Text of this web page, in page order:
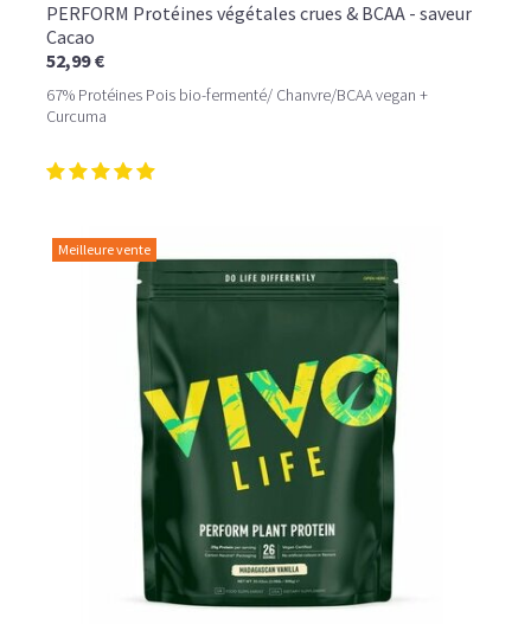
L’ÉQUILIBRE PARFAIT ENTRE DOUCEUR ET INTENSITÉ
Un café riche avec un soupçon de caramel pour un
moment de pure détente… ou de concentration avant le
prochain défi.
Une énergie immédiate et stable, sans pic de glycémie,
qui vous accompagne toute la matinée et un allié parfait
après l’entraînement.
Pour ceux qui veulent retrouver le plaisir d’un vrai café
glacé, sans se sentir lourd ni affamé.
PERFORM Protéines végétales crues & BCAA - saveur
Cacao
52,99 €
67% Protéines Pois bio-fermenté/ Chanvre/BCAA vegan +
Curcuma
Meilleure vente